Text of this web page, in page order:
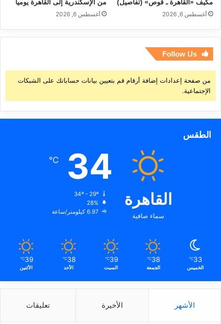
مكيف «القاهرة ـ قوص» (تفاصيل)
أغسطس 6, 2026
من الإسكندرية إلى القاهرة يومياً
أغسطس 6, 2026
Follow Us
من صفحة إعدادات إضافة أرقام قم بتعيين بيانات حساباتك على الشبكات
الإجتماعية.
الطقس
القاهرة
سماء صافية
34
℃
28%
6.97 كيلومتر/ساعة
33
℃
الخميس
38
℃
الجمعة
39
℃
السبت
38
℃
الأحد
39
℃
الأثنين
الأشهر الأخيرة تعليقات